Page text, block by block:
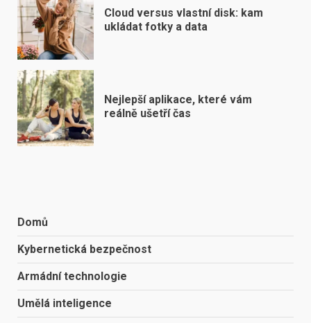
Cloud versus vlastní disk: kam
ukládat fotky a data
Nejlepší aplikace, které vám
reálně ušetří čas
Domů
Kybernetická bezpečnost
Armádní technologie
Umělá inteligence